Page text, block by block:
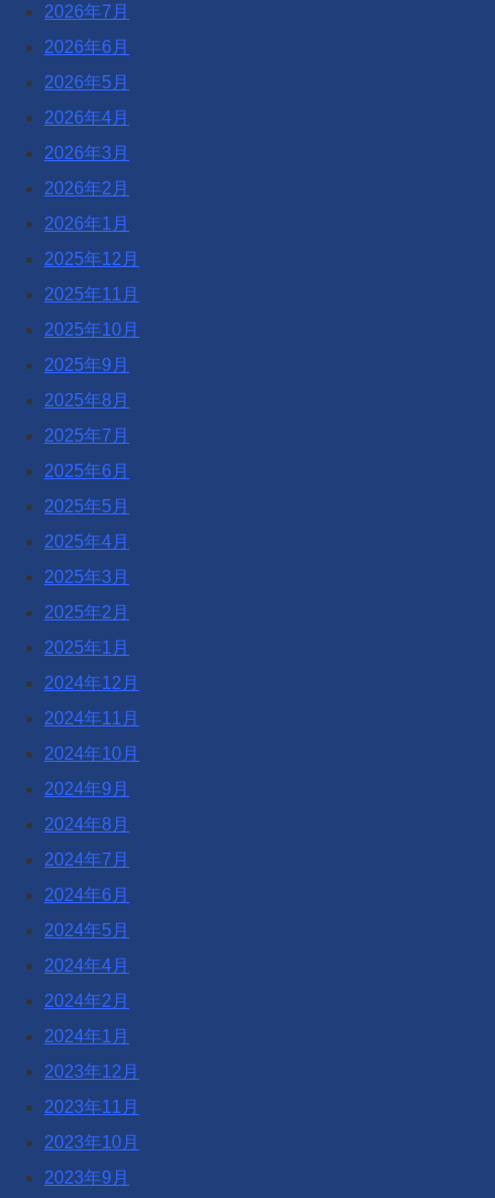
2026年7月
2026年6月
2026年5月
2026年4月
2026年3月
2026年2月
2026年1月
2025年12月
2025年11月
2025年10月
2025年9月
2025年8月
2025年7月
2025年6月
2025年5月
2025年4月
2025年3月
2025年2月
2025年1月
2024年12月
2024年11月
2024年10月
2024年9月
2024年8月
2024年7月
2024年6月
2024年5月
2024年4月
2024年2月
2024年1月
2023年12月
2023年11月
2023年10月
2023年9月